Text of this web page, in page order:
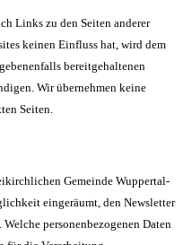
Links zu den Seiten anderer
keinen Einfluss hat, wird dem
bereitgehaltenen
Wir übernehmen keine
Seiten.
Gemeinde Wuppertal-
eingeräumt, den Newsletter
personenbezogenen Daten